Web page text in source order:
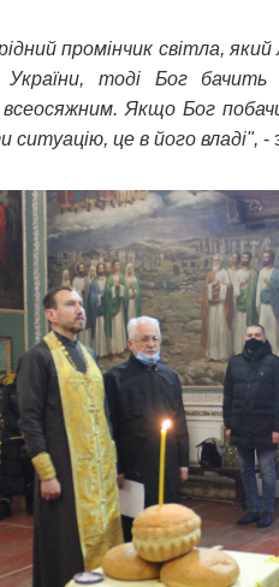
промінчик світла,
України, тоді Бог
Якщо Бог
ситуацію, це в його владі", -